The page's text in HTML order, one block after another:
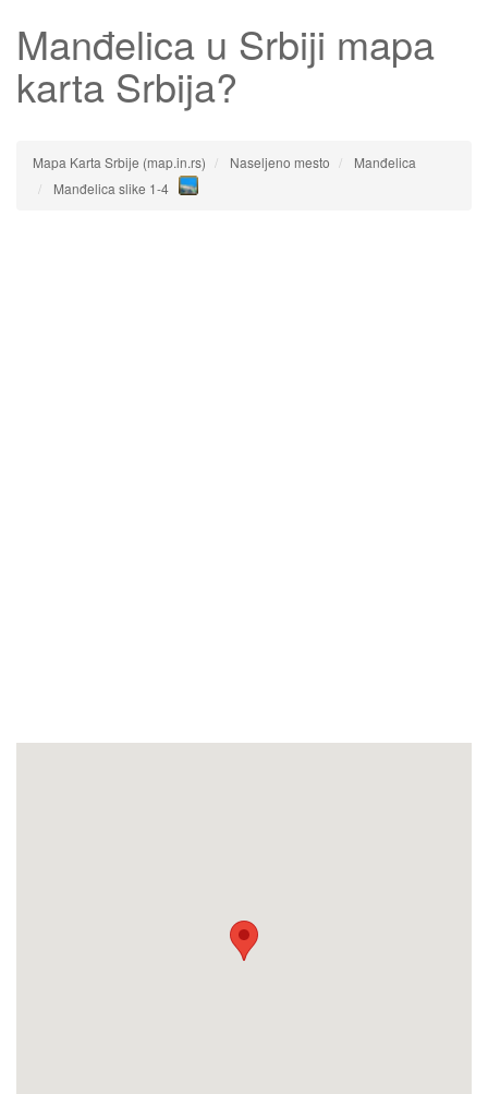
Manđelica u Srbiji mapa
karta Srbija?
Mapa Karta Srbije (map.in.rs) Naseljeno mesto
Manđelica
Manđelica slike 1-4